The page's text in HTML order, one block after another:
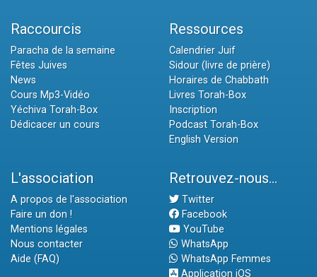
Raccourcis
Paracha de la semaine
Fêtes Juives
News
Cours Mp3-Vidéo
Yéchiva Torah-Box
Dédicacer un cours
Ressources
Calendrier Juif
Sidour (livre de prière)
Horaires de Chabbath
Livres Torah-Box
Inscription
Podcast Torah-Box
English Version
L'association
A propos de l'association
Faire un don !
Mentions légales
Nous contacter
Aide (FAQ)
Retrouvez-nous...
Twitter
Facebook
YouTube
WhatsApp
WhatsApp Femmes
Application iOS